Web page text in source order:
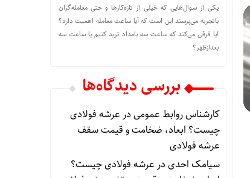
یکی از سوال‌هایی که خیلی از تازه‌کارها و حتی معامله‌گران
باتجربه می‌پرسند این است که آیا ساعت معامله اهمیت دارد؟
آیا فرقی می‌کند که ساعت سه بامداد ترید کنیم یا ساعت سه
بعدازظهر؟
بررسی دیدگاه‌ها
کارشناس روابط عمومیدر عرشه فولادی
چیست؟ ابعاد، ضخامت و قیمت سقف
عرشه فولادی
سیامک احدیدر عرشه فولادی چیست؟